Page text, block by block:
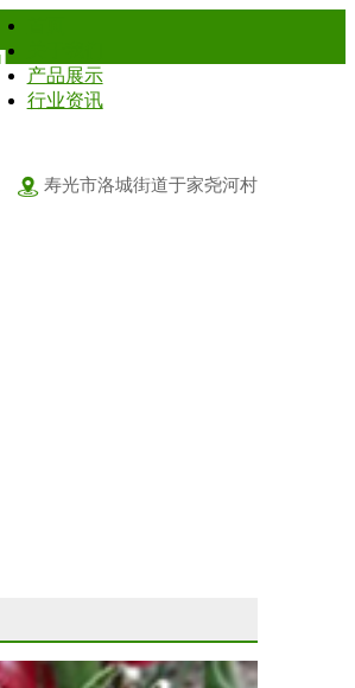
寿光市洛城街道于家尧河村
产品展示
行业资讯